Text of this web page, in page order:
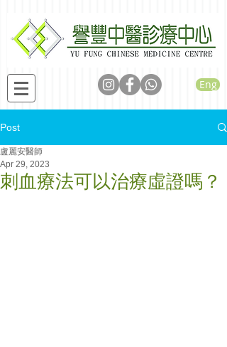
Eng
Post
刺血療法可以治療虛證嗎？
盧麗安醫師
Apr 29, 2023